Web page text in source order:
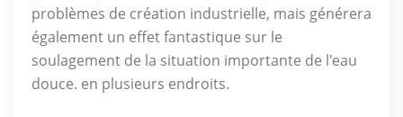
problèmes de création industrielle, mais générera
également un effet fantastique sur le
soulagement de la situation importante de l'eau
douce. en plusieurs endroits.